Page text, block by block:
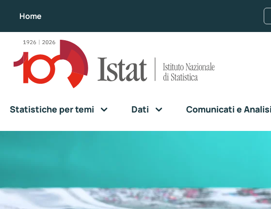
Home
Statistiche per temi Dati Comunicati e Analisi